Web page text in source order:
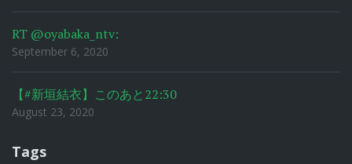
RT @oyabaka_ntv:
September 6, 2020
【#新垣結衣】このあと22:30
August 23, 2020
Tags